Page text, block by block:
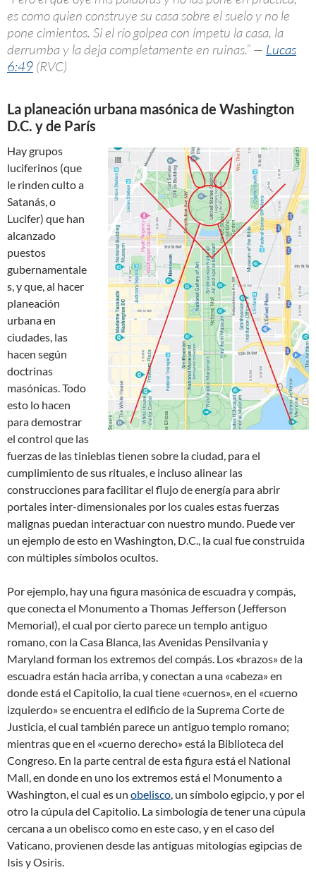
es como quien construye su casa sobre el suelo y no le
pone cimientos. Si el río golpea con ímpetu la casa, la
derrumba y la deja completamente en ruinas.” — Lucas
6:49 (RVC)
La planeación urbana masónica de Washington
D.C. y de París
Hay grupos
luciferinos (que
le rinden culto a
Satanás, o
Lucifer) que han
alcanzado
puestos
gubernamentale
s, y que, al hacer
planeación
urbana en
ciudades, las
hacen según
doctrinas
masónicas. Todo
esto lo hacen
para demostrar
el control que las
fuerzas de las tinieblas tienen sobre la ciudad, para el
cumplimiento de sus rituales, e incluso alinear las
construcciones para facilitar el flujo de energía para abrir
portales inter-dimensionales por los cuales estas fuerzas
malignas puedan interactuar con nuestro mundo. Puede ver
un ejemplo de esto en Washington, D.C., la cual fue construida
con múltiples símbolos ocultos.
Por ejemplo, hay una figura masónica de escuadra y compás,
que conecta el Monumento a Thomas Jefferson (Jefferson
Memorial), el cual por cierto parece un templo antiguo
romano, con la Casa Blanca, las Avenidas Pensilvania y
Maryland forman los extremos del compás. Los «brazos» de la
escuadra están hacia arriba, y conectan a una «cabeza» en
donde está el Capitolio, la cual tiene «cuernos», en el «cuerno
izquierdo» se encuentra el edificio de la Suprema Corte de
Justicia, el cual también parece un antiguo templo romano;
mientras que en el «cuerno derecho» está la Biblioteca del
Congreso. En la parte central de esta figura está el National
Mall, en donde en uno los extremos está el Monumento a
Washington, el cual es un obelisco, un símbolo egipcio, y por el
otro la cúpula del Capitolio. La simbología de tener una cúpula
cercana a un obelisco como en este caso, y en el caso del
Vaticano, provienen desde las antiguas mitologías egipcias de
Isis y Osiris.